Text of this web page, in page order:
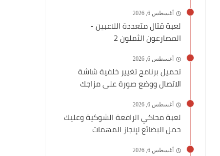
أغسطس 6, 2026
لعبة قتال متعددة اللاعبين -
المصارعون الثملون 2
أغسطس 6, 2026
تحميل برنامج تغيير خلفية شاشة
الاتصال ووضع صورة على مزاجك
أغسطس 6, 2026
لعبة محاكي الرافعة الشوكية وعليك
حمل البضائع لإنجاز المهمات
أغسطس 6, 2026